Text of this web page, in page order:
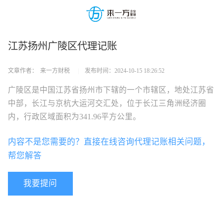
江苏扬州广陵区代理记账
文章作者： 来一方财税 发布时间：2024-10-15 18:26:52
广陵区是中国江苏省扬州市下辖的一个市辖区，地处江苏省
中部，长江与京杭大运河交汇处，位于长江三角洲经济圈
内，行政区域面积为341.96平方公里。
我要提问
内容不是您需要的？直接在线咨询代理记账相关问题，
帮您解答